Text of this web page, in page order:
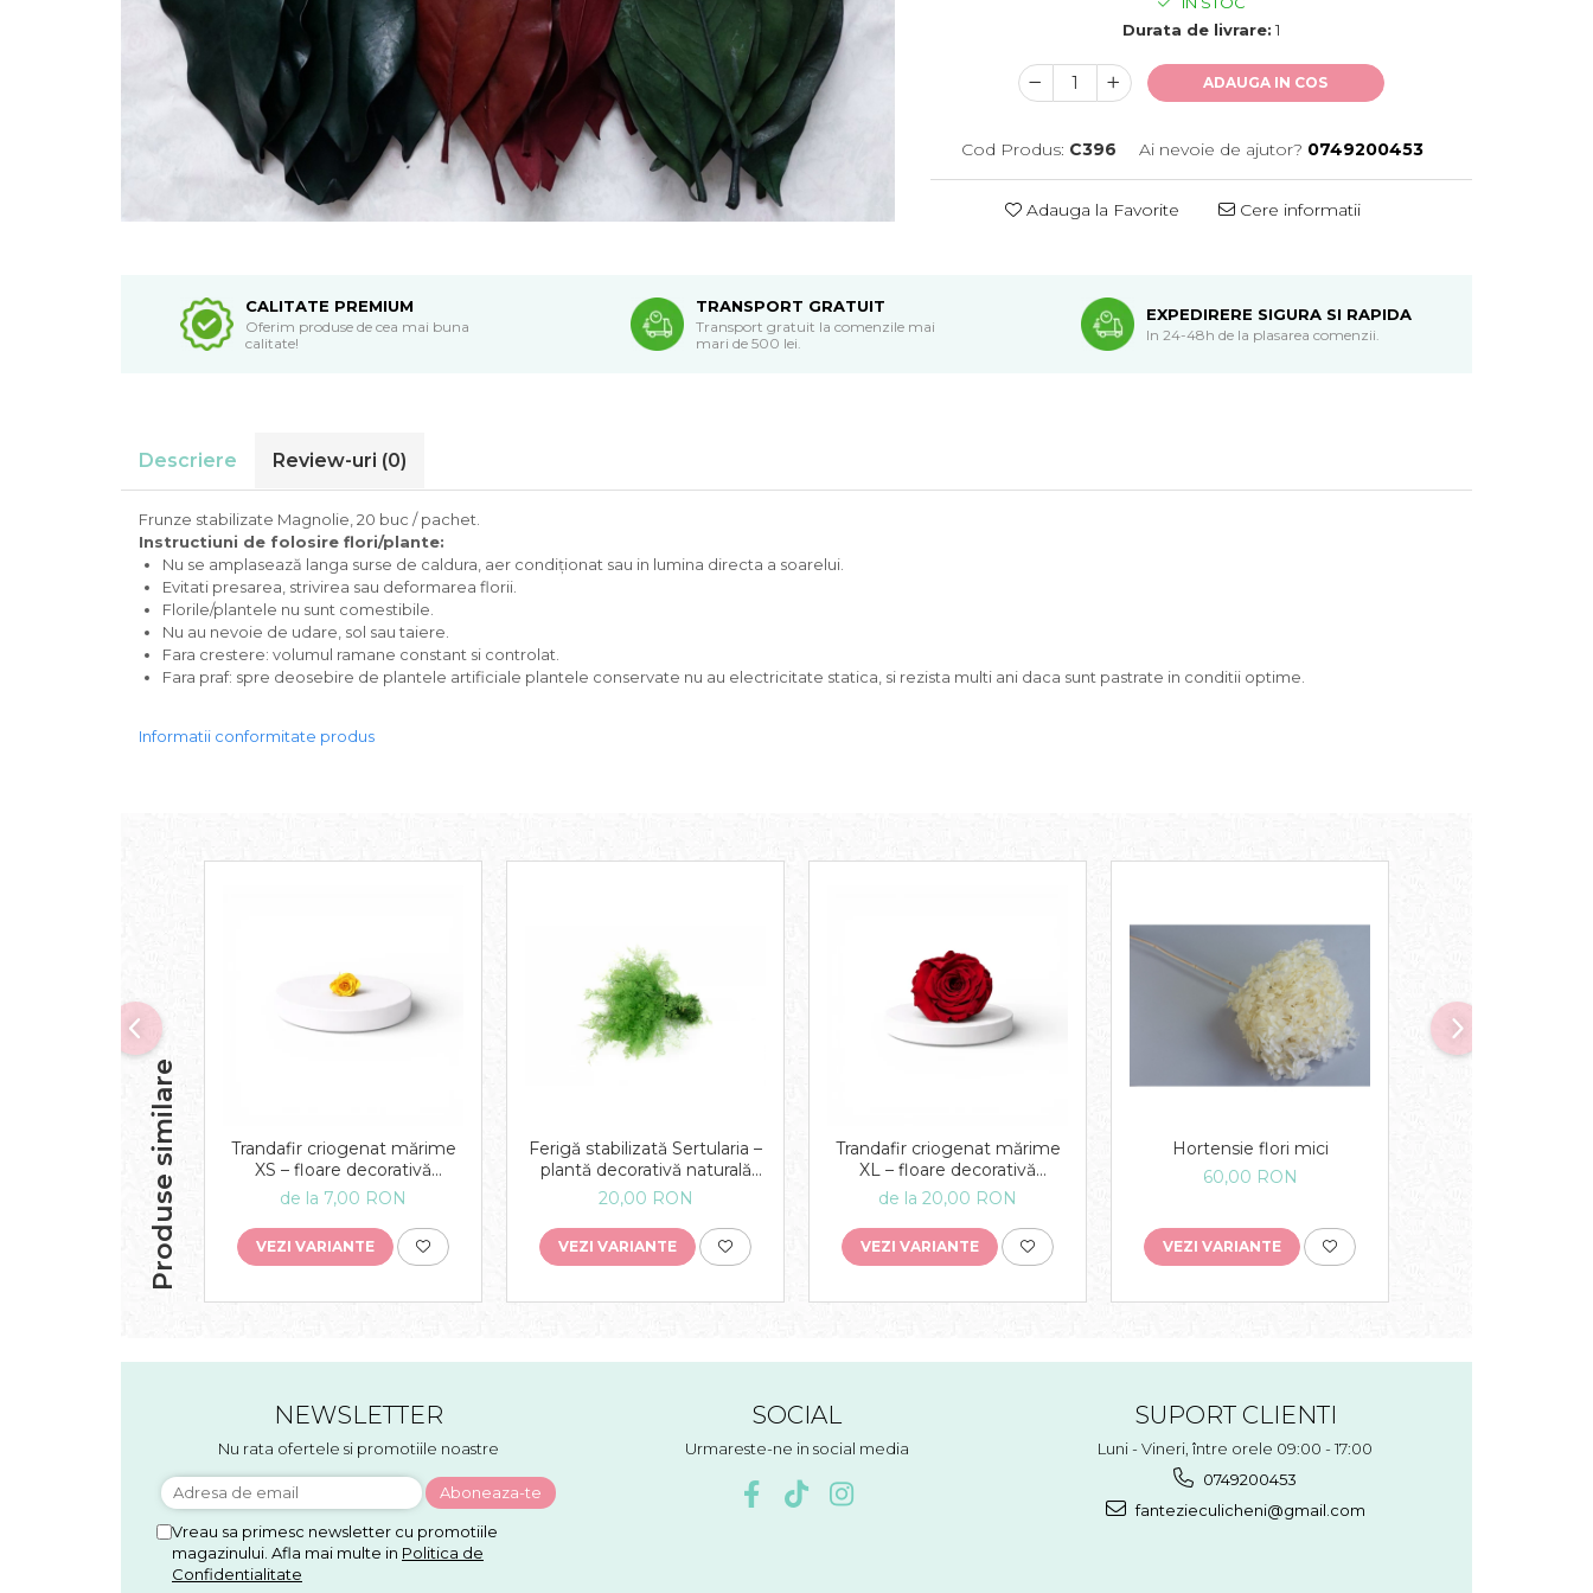
Durata de livrare: 1
ADAUGA IN COS
Cod Produs: C396 Ai nevoie de ajutor? 0749200453
Adauga la Favorite Cere informatii
CALITATE PREMIUM
Oferim produse de cea mai buna
calitate!
TRANSPORT GRATUIT
Transport gratuit la comenzile mai
mari de 500 lei.
EXPEDIRERE SIGURA SI RAPIDA
In 24-48h de la plasarea comenzii.
Descriere Review-uri (0)
Frunze stabilizate Magnolie, 20 buc / pachet.
Instructiuni de folosire flori/plante:
Nu se amplasează langa surse de caldura, aer condiționat sau in lumina directa a soarelui.
Evitati presarea, strivirea sau deformarea florii.
Florile/plantele nu sunt comestibile.
Nu au nevoie de udare, sol sau taiere.
Fara crestere: volumul ramane constant si controlat.
Fara praf: spre deosebire de plantele artificiale plantele conservate nu au electricitate statica, si rezista multi ani daca sunt pastrate in conditii optime.
Informatii conformitate produs
Produse similare
Trandafir criogenat mărime
XS – floare decorativă
naturală
de la 7,00 RON
VEZI VARIANTE
Ferigă stabilizată Sertularia –
plantă decorativă naturală
pentru tablouri și
aranjamente
20,00 RON
VEZI VARIANTE
Trandafir criogenat mărime
XL – floare decorativă
naturală
de la 20,00 RON
VEZI VARIANTE
Hortensie flori mici
60,00 RON
VEZI VARIANTE
NEWSLETTER
Nu rata ofertele si promotiile noastre
Vreau sa primesc newsletter cu promotiile
magazinului. Afla mai multe in Politica de
Confidentialitate
SOCIAL
Urmareste-ne in social media
SUPORT CLIENTI
Luni - Vineri, între orele 09:00 - 17:00
0749200453
fantezieculicheni@gmail.com